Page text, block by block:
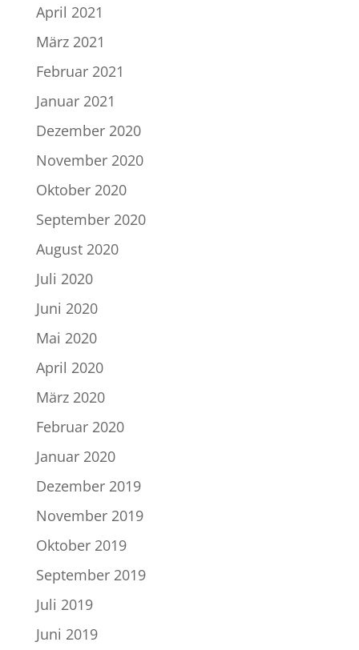
April 2021
März 2021
Februar 2021
Januar 2021
Dezember 2020
November 2020
Oktober 2020
September 2020
August 2020
Juli 2020
Juni 2020
Mai 2020
April 2020
März 2020
Februar 2020
Januar 2020
Dezember 2019
November 2019
Oktober 2019
September 2019
Juli 2019
Juni 2019